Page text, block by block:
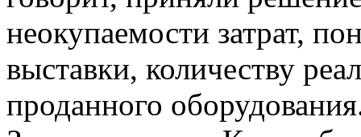
неокупаемости затрат,
выставки, количеству
проданного